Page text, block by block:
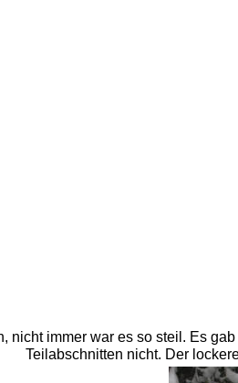
nicht immer war es so steil. Es
Teilabschnitten nicht. Der